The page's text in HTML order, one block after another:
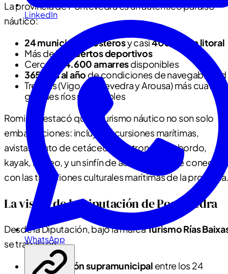
LinkedIn
WhatsApp
La provincia de Pontevedra es un auténtico paraíso
náutico:
24 municipios costerosy casi400 km de litoral
Más de30 puertos deportivos
Cerca de
4.600 amarresdisponibles
365 días al año de condiciones de navegabilidad
Tres rías (Vigo, Pontevedra y Arousa) más cuatro
grandes ríos navegables
Romina destacó que el turismo náutico no son solo
embarcaciones: incluye excursiones marítimas,
avistamiento de cetáceos, gastronomía a bordo,
kayak, buceo, y un sinfín de actividades que conectan
con las tradiciones culturales marítimas de la provincia.
La visión de la Diputación de Pontevedra
Desde la Diputación, bajo la marcaTurismo Rías
se trabaja en:
Coordinación supramunicipal entre los 24